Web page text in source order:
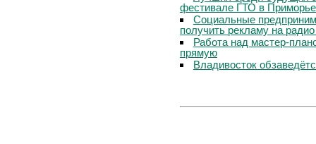
фестивале ГТО в Приморье
Социальные
получить рекламу на
Работа над мастер-
прямую
Владивосток